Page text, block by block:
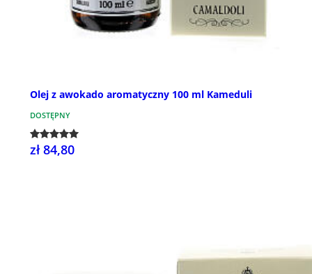
Olej z awokado aromatyczny 100 ml Kameduli
DOSTĘPNY
zł 84,80